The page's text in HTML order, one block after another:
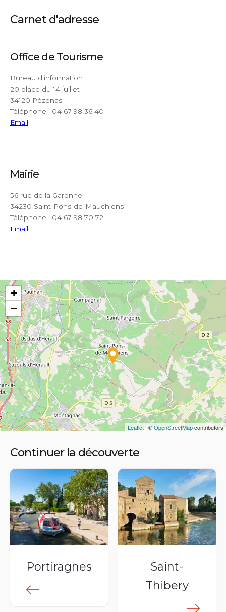
Carnet d'adresse
Office de Tourisme
Bureau d'information
20 place du 14 juillet
34120 Pézenas
Téléphone : 04 67 98 36 40
Email
Mairie
56 rue de la Garenne
34230 Saint-Pons-de-Mauchiens
Téléphone : 04 67 98 70 72
Email
+
−
Leaflet | ©OpenStreetMapcontributors
Continuer la découverte
Portiragnes
Saint-
Thibery